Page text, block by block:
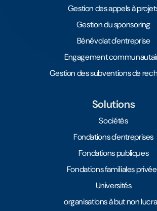
Gestion des appels à
Gestion du sponsoring
Bénévolat d'entreprise
Engagement
Gestion des subventions de
Solutions
Sociétés
Fondations d'entreprises
Fondations publiques
Fondations familiales
Universités
organisations à but non